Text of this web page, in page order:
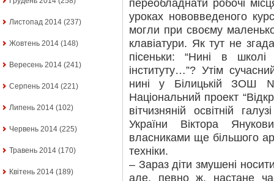
Листопад 2014 (237)
Жовтень 2014 (148)
Вересень 2014 (241)
Серпень 2014 (221)
Липень 2014 (102)
Червень 2014 (225)
Травень 2014 (170)
Квітень 2014 (189)
переобладнати робочі
уроках нововведеного
могли при своєму
клавіатури. Як тут не
пісеньки: “Нині в
інституту…”? Утім
нині у Білицькій ЗОШ
Національний проект
вітчизняній освітній
України Віктора
власниками ще більшого
техніки.
– Зараз діти змушені
але, певно ж, настане